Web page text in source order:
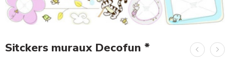
Sitckers muraux Decofun *